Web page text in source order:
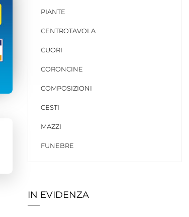
PIANTE
CENTROTAVOLA
CUORI
CORONCINE
COMPOSIZIONI
CESTI
MAZZI
FUNEBRE
IN EVIDENZA